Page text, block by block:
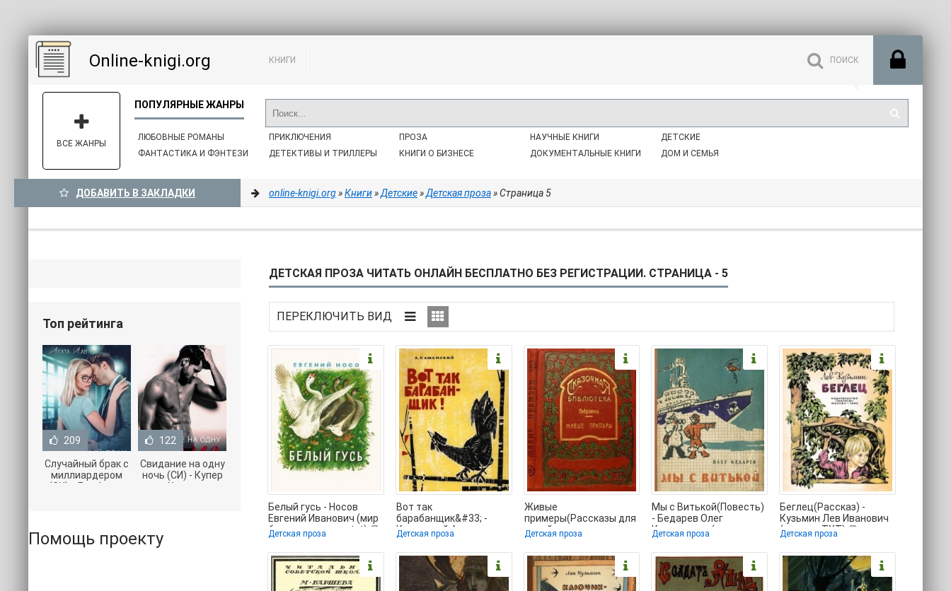
Online-knigi.org КНИГИ
ЛЮБОВНЫЕ РОМАНЫ
ФАНТАСТИКА И ФЭНТЕЗИ
ПРИКЛЮЧЕНИЯ
ДЕТЕКТИВЫ И ТРИЛЛЕРЫ
ПРОЗА
КНИГИ О БИЗНЕСЕ
НАУЧНЫЕ КНИГИ
ДОКУМЕНТАЛЬНЫЕ КНИГИ
ДЕТСКИЕ
ДОМ И СЕМЬЯ
ВСЕ ЖАНРЫ
ДОБАВИТЬ В ЗАКЛАДКИ online-knigi.org»Книги»Детские»Детская проза» Страница 5
ДЕТСКАЯ ПРОЗА ЧИТАТЬ ОНЛАЙН БЕСПЛАТНО БЕЗ РЕГИСТРАЦИИ. СТРАНИЦА - 5
Белый гусь - Носов
Евгений Иванович (мир
бесплатных книг txt) 📗
Детская проза
Вот так
барабанщик&#33; -
Каменский Александр
Владимирович (читать
книги онлайн
Детская проза
Живые
примеры(Рассказы для
детей младшего
возраста) - Либрович
Сигизмунд
Детская проза
Мы с Витькой(Повесть)
- Бедарев Олег
Кельсиевич (книги
бесплатно без
Детская проза
Беглец(Рассказ) -
Кузьмин Лев Иванович
(е книги .TXT) 📗
Детская проза
Топ рейтинга
209
Случайный брак с
миллиардером
(СИ) - Лав Агата
122
Свидание на одну
ночь (СИ) - Купер
Хелен
Помощь проекту